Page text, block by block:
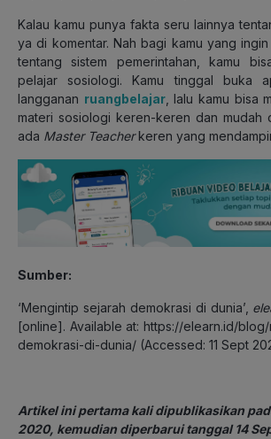
Kalau kamu punya fakta seru lainnya
ya di komentar. Nah bagi kamu yang
tentang sistem pemerintahan, kamu
pelajar sosiologi. Kamu tinggal buka
langganan ruangbelajar, lalu kamu bisa
materi sosiologi keren-keren dan mudah
ada Master Teacherkeren yang
Sumber:
‘Mengintip sejarah demokrasi di dunia’,
[online]. Available at: https://elearn.id/
demokrasi-di-dunia/ (Accessed: 11 Sept
Artikel ini pertama kali dipublikasikan
2020, kemudian diperbarui tanggal 14